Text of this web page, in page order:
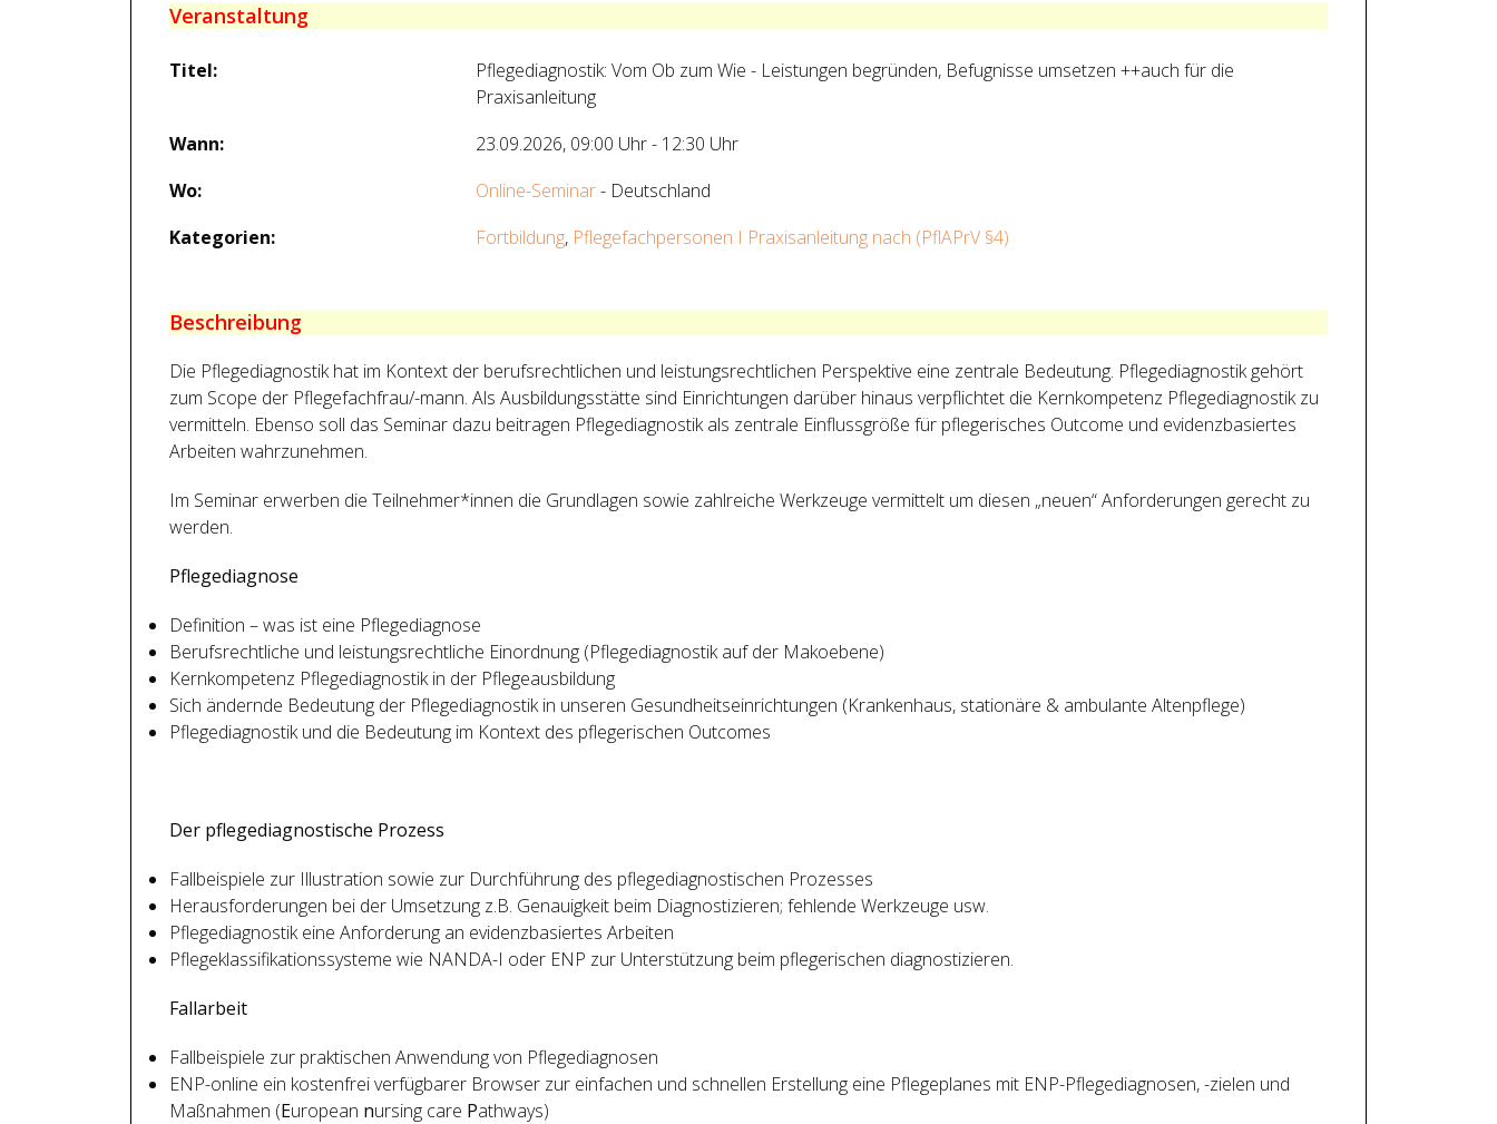
Veranstaltung
Titel:
Pflegediagnostik: Vom Ob zum Wie - Leistungen begründen, Befugnisse umsetzen ++auch für die
Praxisanleitung
Wann:
23.09.2026, 09:00 Uhr- 12:30 Uhr
Wo:
Online-Seminar- Deutschland
Kategorien:
Fortbildung, Pflegefachpersonen I Praxisanleitung nach (PflAPrV §4)
Beschreibung
Die Pflegediagnostik hat im Kontext der berufsrechtlichen und leistungsrechtlichen Perspektive eine zentrale Bedeutung. Pflegediagnostik gehört
zum Scope der Pflegefachfrau/-mann. Als Ausbildungsstätte sind Einrichtungen darüber hinaus verpflichtet die Kernkompetenz Pflegediagnostik zu
vermitteln. Ebenso soll das Seminar dazu beitragen Pflegediagnostik als zentrale Einflussgröße für pflegerisches Outcome und evidenzbasiertes
Arbeiten wahrzunehmen.
Im Seminar erwerben die Teilnehmer*innen die Grundlagen sowie zahlreiche Werkzeuge vermittelt um diesen „neuen“ Anforderungen gerecht zu
werden.
Pflegediagnose
Definition – was ist eine Pflegediagnose
Berufsrechtliche und leistungsrechtliche Einordnung (Pflegediagnostik auf der Makoebene)
Kernkompetenz Pflegediagnostik in der Pflegeausbildung
Sich ändernde Bedeutung der Pflegediagnostik in unseren Gesundheitseinrichtungen (Krankenhaus, stationäre & ambulante Altenpflege)
Pflegediagnostik und die Bedeutung im Kontext des pflegerischen Outcomes
Der pflegediagnostische Prozess
Fallbeispiele zur Illustration sowie zur Durchführung des pflegediagnostischen Prozesses
Herausforderungen bei der Umsetzung z.B. Genauigkeit beim Diagnostizieren; fehlende Werkzeuge usw.
Pflegediagnostik eine Anforderung an evidenzbasiertes Arbeiten
Pflegeklassifikationssysteme wie NANDA-I oder ENP zur Unterstützung beim pflegerischen diagnostizieren.
Fallarbeit
Fallbeispiele zur praktischen Anwendung von Pflegediagnosen
ENP-online ein kostenfrei verfügbarer Browser zur einfachen und schnellen Erstellung eine Pflegeplanes mit ENP-Pflegediagnosen, -zielen und
Maßnahmen (European nursing care Pathways)